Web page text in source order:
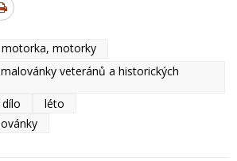
motorky
veteránů a historických
léto